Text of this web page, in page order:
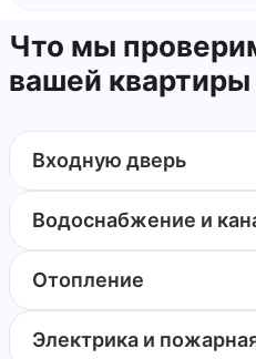
Что мы
вашей квартиры
Входную дверь
Водоснабжение и
Отопление
Электрика и